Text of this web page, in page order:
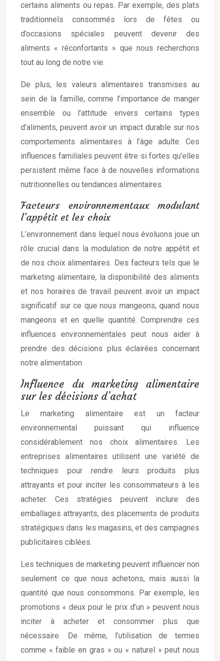
certains aliments ou repas. Par exemple, des plats
traditionnels consommés lors de fêtes ou
d’occasions spéciales peuvent devenir des
aliments « réconfortants » que nous recherchons
tout au long de notre vie.
De plus, les valeurs alimentaires transmises au
sein de la famille, comme l’importance de manger
ensemble ou l’attitude envers certains types
d’aliments, peuvent avoir un impact durable sur nos
comportements alimentaires à l’âge adulte. Ces
influences familiales peuvent être si fortes qu’elles
persistent même face à de nouvelles informations
nutritionnelles ou tendances alimentaires.
Facteurs environnementaux modulant
l’appétit et les choix
L’environnement dans lequel nous évoluons joue un
rôle crucial dans la modulation de notre appétit et
de nos choix alimentaires. Des facteurs tels que le
marketing alimentaire, la disponibilité des aliments
et nos horaires de travail peuvent avoir un impact
significatif sur ce que nous mangeons, quand nous
mangeons et en quelle quantité. Comprendre ces
influences environnementales peut nous aider à
prendre des décisions plus éclairées concernant
notre alimentation.
Influence du marketing alimentaire
sur les décisions d’achat
Le marketing alimentaire est un facteur
environnemental puissant qui influence
considérablement nos choix alimentaires. Les
entreprises alimentaires utilisent une variété de
techniques pour rendre leurs produits plus
attrayants et pour inciter les consommateurs à les
acheter. Ces stratégies peuvent inclure des
emballages attrayants, des placements de produits
stratégiques dans les magasins, et des campagnes
publicitaires ciblées.
Les techniques de marketing peuvent influencer non
seulement ce que nous achetons, mais aussi la
quantité que nous consommons. Par exemple, les
promotions « deux pour le prix d’un » peuvent nous
inciter à acheter et consommer plus que
nécessaire. De même, l’utilisation de termes
comme « faible en gras » ou « naturel » peut nous